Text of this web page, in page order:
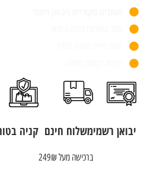
יבואן רשמימשלוח חינם
ברכישה מעל 249₪
קניה